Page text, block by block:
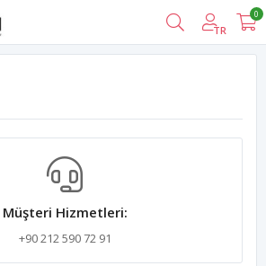
TR
0
Müşteri Hizmetleri:
+90 212 590 72 91